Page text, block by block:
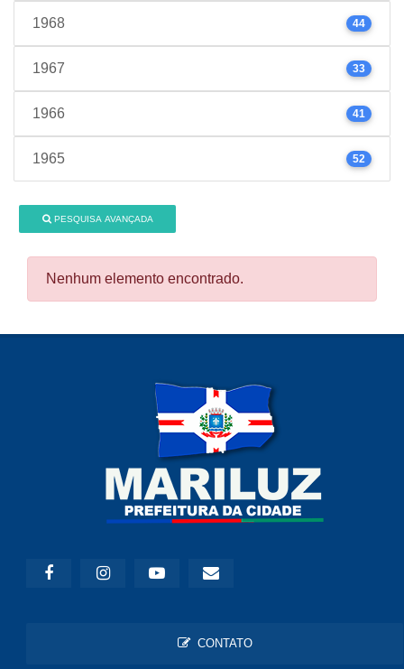
1968 44
1967 33
1966 41
1965 52
PESQUISA AVANÇADA
Nenhum elemento encontrado.
CONTATO